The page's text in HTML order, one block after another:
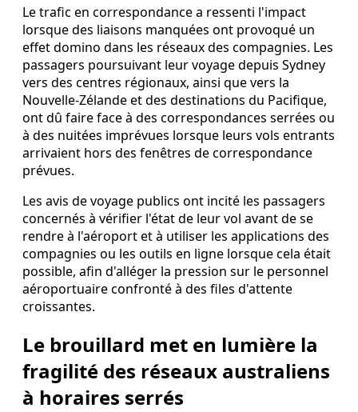
Le trafic en correspondance a ressenti l'impact
lorsque des liaisons manquées ont provoqué un
effet domino dans les réseaux des compagnies. Les
passagers poursuivant leur voyage depuis Sydney
vers des centres régionaux, ainsi que vers la
Nouvelle-Zélande et des destinations du Pacifique,
ont dû faire face à des correspondances serrées ou
à des nuitées imprévues lorsque leurs vols entrants
arrivaient hors des fenêtres de correspondance
prévues.
Les avis de voyage publics ont incité les passagers
concernés à vérifier l'état de leur vol avant de se
rendre à l'aéroport et à utiliser les applications des
compagnies ou les outils en ligne lorsque cela était
possible, afin d'alléger la pression sur le personnel
aéroportuaire confronté à des files d'attente
croissantes.
Le brouillard met en lumière la
fragilité des réseaux australiens
à horaires serrés